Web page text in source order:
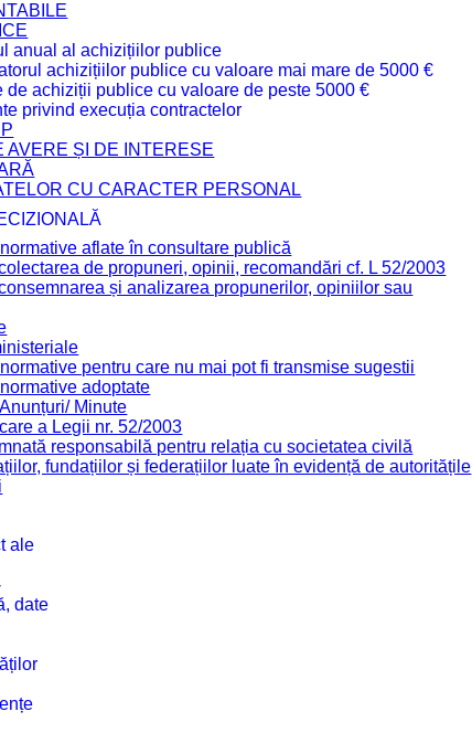
anual al achizițiilor publice
achizițiilor publice cu valoare mai mare de 5000 €
de achiziții publice cu valoare de peste 5000 €
privind execuția contractelor
AVERE ȘI DE INTERESE
CU CARACTER PERSONAL
aflate în consultare publică
de propuneri, opinii, recomandări cf. L 52/2003
și analizarea propunerilor, opiniilor sau
pentru care nu mai pot fi transmise sugestii
adoptate
Minute
a Legii nr. 52/2003
responsabilă pentru relația cu societatea civilă
fundațiilor și federațiilor luate în evidență de autoritățile
ale
date